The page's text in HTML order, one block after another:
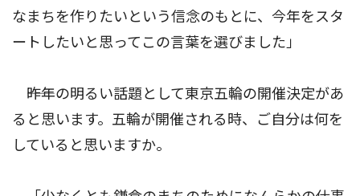
なまちを作りたいという信念のもとに、今年をスタ
ートしたいと思ってこの言葉を選びました」
――昨年の明るい話題として東京五輪の開催決定があ
ると思います。五輪が開催される時、ご自分は何を
していると思いますか。